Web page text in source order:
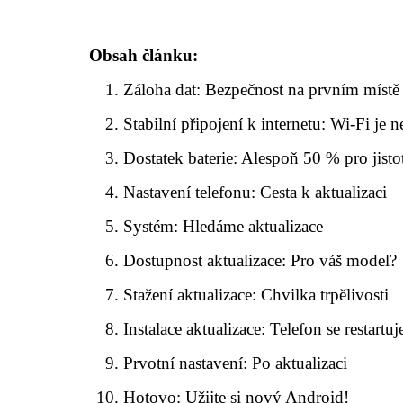
Obsah článku:
Záloha dat: Bezpečnost na prvním místě
Stabilní připojení k internetu: Wi-Fi je
Dostatek baterie: Alespoň 50 % pro
Nastavení telefonu: Cesta k aktualizaci
Systém: Hledáme aktualizace
Dostupnost aktualizace: Pro váš model?
Stažení aktualizace: Chvilka trpělivosti
Instalace aktualizace: Telefon se
Prvotní nastavení: Po aktualizaci
Hotovo: Užijte si nový Android!